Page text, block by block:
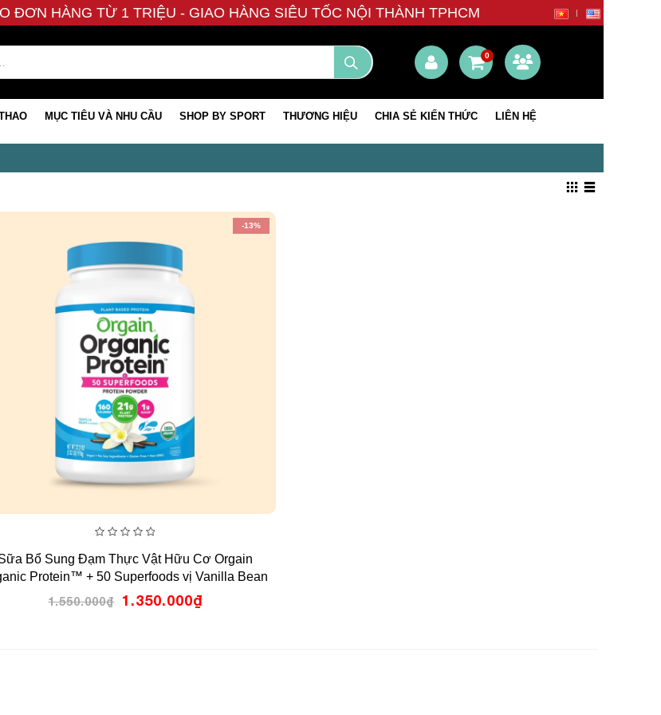
ĐƠN HÀNG TỪ 1 TRIỆU - GIAO HÀNG SIÊU TỐC NỘI THÀNH TPHCM
0
MỤC TIÊU VÀ NHU CẦU SHOP BY SPORT THƯƠNG HIỆU CHIA SẺ KIẾN THỨC LIÊN HỆ
-13%
out
5
Bổ Sung Đạm Thực Vật Hữu Cơ Orgain
Protein™ + 50 Superfoods vị Vanilla Bean
918g – 18 lần dùng
1.550.000₫
Giá
1.350.000₫Giá